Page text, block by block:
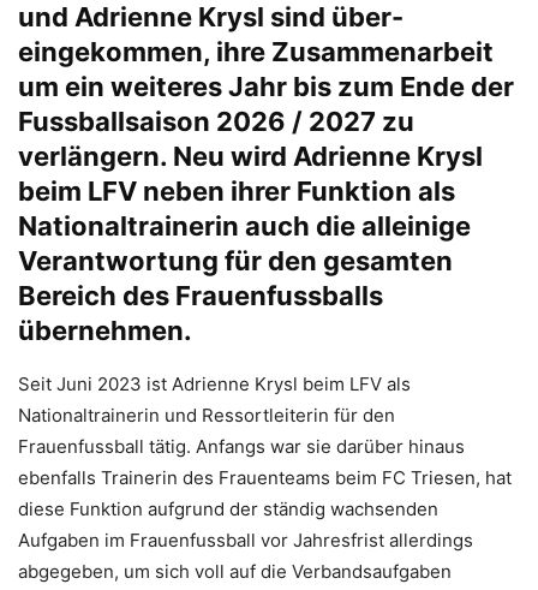
und Adrienne Krysl sind über-
eingekommen, ihre Zusammenarbeit
um ein weiteres Jahr bis zum Ende der
Fussballsaison 2026 / 2027 zu
verlängern. Neu wird Adrienne Krysl
beim LFV neben ihrer Funktion als
Nationaltrainerin auch die alleinige
Verantwortung für den gesamten
Bereich des Frauenfussballs
übernehmen.
Seit Juni 2023 ist Adrienne Krysl beim LFV als
Nationaltrainerin und Ressortleiterin für den
Frauenfussball tätig. Anfangs war sie darüber hinaus
ebenfalls Trainerin des Frauenteams beim FC Triesen, hat
diese Funktion aufgrund der ständig wachsenden
Aufgaben im Frauenfussball vor Jahresfrist allerdings
abgegeben, um sich voll auf die Verbandsaufgaben